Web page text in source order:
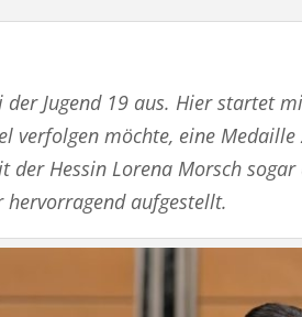
der Jugend 19 aus. Hier startet
verfolgen möchte, eine
der Hessin Lorena Morsch
hervorragend aufgestellt.